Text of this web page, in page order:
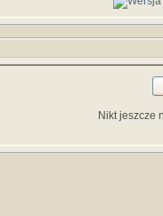
Nikt jeszcze